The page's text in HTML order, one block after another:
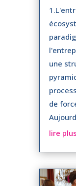
une
de
lire plus